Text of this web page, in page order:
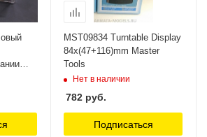
MST09834 Turntable Display
84x(47+116)mm Master
Tools
Нет в наличии
782 руб.
Подписаться